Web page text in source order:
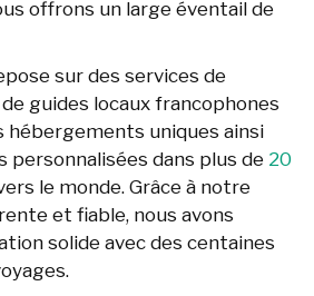
offrons un large éventail de
sur des services de
guides locaux francophones
hébergements uniques ainsi
personnalisées dans plus de 20
le monde. Grâce à notre
et fiable, nous avons
solide avec des centaines